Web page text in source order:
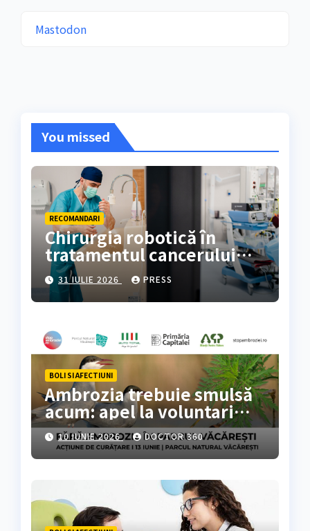
Mastodon
You missed
RECOMANDARI
Chirurgia robotică în
tratamentul cancerului
colorectal
31 IULIE 2026 PRESS
BOLI SI AFECTIUNI
Ambrozia trebuie smulsă
acum: apel la voluntari
pentru acțiune de curățare
în Parcul Natural
Văcărești
10 IUNIE 2026 DOCTOR 360